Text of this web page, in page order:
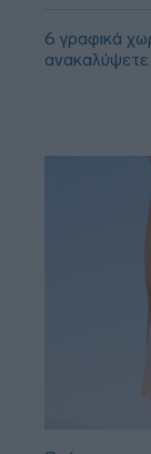
6 γραφικά
ανακαλύψετε